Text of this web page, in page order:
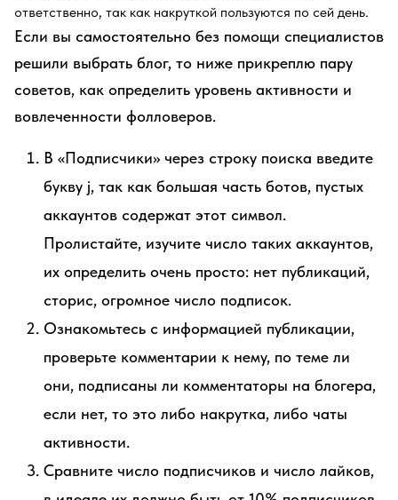
ответственно, так как накруткой пользуются по сей день.
Если вы самостоятельно без помощи специалистов
решили выбрать блог, то ниже прикреплю пару
советов, как определить уровень активности и
вовлеченности фолловеров.
В «Подписчики» через строку поиска введите
букву j, так как большая часть ботов, пустых
аккаунтов содержат этот символ.
Пролистайте, изучите число таких аккаунтов,
их определить очень просто: нет публикаций,
сторис, огромное число подписок.
Ознакомьтесь с информацией публикации,
проверьте комментарии к нему, по теме ли
они, подписаны ли комментаторы на блогера,
если нет, то это либо накрутка, либо чаты
активности.
Сравните число подписчиков и число лайков,